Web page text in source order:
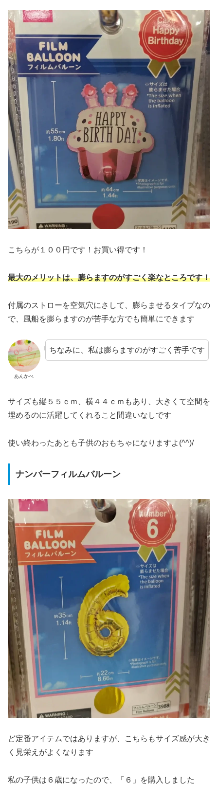
こちらが１００円です！お買い得です！
最大のメリットは、膨らますのがすごく楽なところです！
付属のストローを空気穴にさして、膨らませるタイプなの
で、風船を膨らますのが苦手な方でも簡単にできます
あんかべ
ちなみに、私は膨らますのがすごく苦手です
サイズも縦５５ｃｍ、横４４ｃｍもあり、大きくて空間を
埋めるのに活躍してくれること間違いなしです
使い終わったあとも子供のおもちゃになりますよ(^^)/
ナンバーフィルムバルーン
ど定番アイテムではありますが、こちらもサイズ感が大き
く見栄えがよくなります
私の子供は６歳になったので、「６」を購入しました